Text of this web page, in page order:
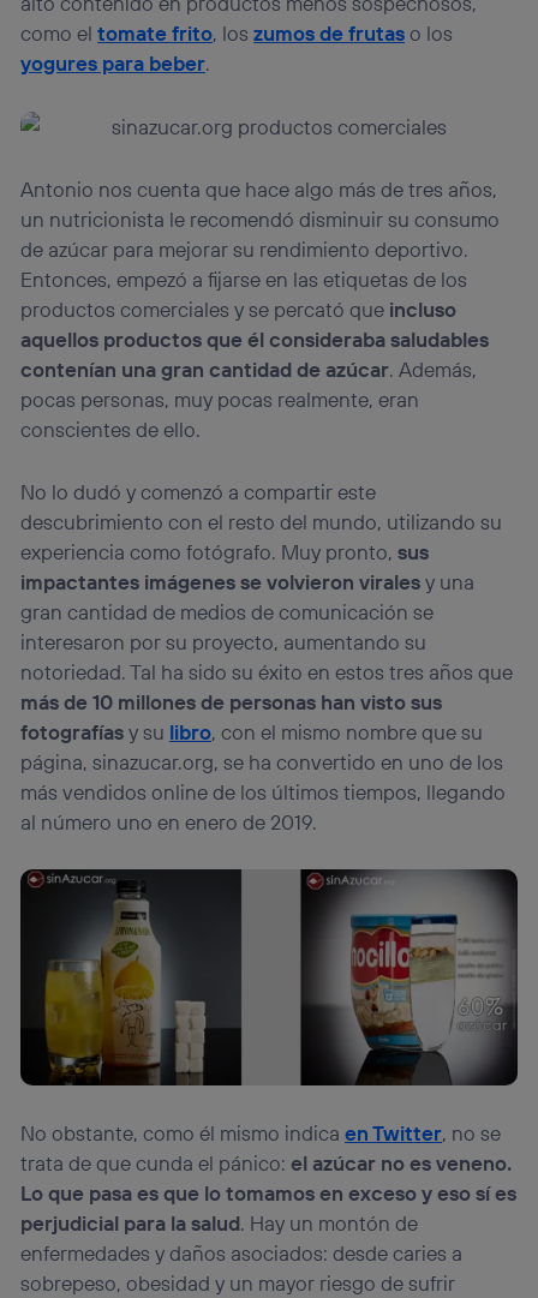
como eltomate frito, loszumos de frutaso los
yogures para beber.
Antonio nos cuenta que hace algo más de tres años,
un nutricionista le recomendó disminuir su consumo
de azúcar para mejorar su rendimiento deportivo.
Entonces, empezó a fijarse en las etiquetas de los
productos comerciales y se percató que incluso
aquellos productos que él consideraba saludables
contenían una gran cantidad de azúcar. Además,
pocas personas, muy pocas realmente, eran
conscientes de ello.
No lo dudó y comenzó a compartir este
descubrimiento con el resto del mundo, utilizando su
experiencia como fotógrafo. Muy pronto,sus
impactantes imágenes se volvieron viralesy una
gran cantidad de medios de comunicación se
interesaron por su proyecto, aumentando su
notoriedad. Tal ha sido su éxito en estos tres años que
más de 10 millones de personas han visto sus
fotografíasy su libro, con el mismo nombre que su
página, sinazucar.org, se ha convertido en uno de los
más vendidos online de los últimos tiempos, llegando
al número uno en enero de 2019.
No obstante, como él mismo indicaen Twitter, no se
trata de que cunda el pánico:el azúcar no es veneno.
Lo que pasa es que lo tomamos en exceso y eso sí es
perjudicial para la salud. Hay un montón de
enfermedades y daños asociados: desde caries a
sobrepeso, obesidad y un mayor riesgo de sufrir